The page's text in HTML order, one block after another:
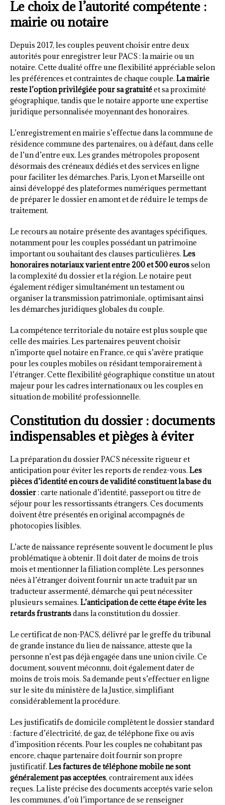
Le choix de l’autorité compétente :
mairie ou notaire
Depuis 2017, les couples peuvent choisir entre deux
autorités pour enregistrer leur PACS : la mairie ou un
notaire. Cette dualité offre une flexibilité appréciable selon
les préférences et contraintes de chaque couple. La mairie
reste l’option privilégiée pour sa gratuitéet sa proximité
géographique, tandis que le notaire apporte une expertise
juridique personnalisée moyennant des honoraires.
L’enregistrement en mairie s’effectue dans la commune de
résidence commune des partenaires, ou à défaut, dans celle
de l’un d’entre eux. Les grandes métropoles proposent
désormais des créneaux dédiés et des services en ligne
pour faciliter les démarches. Paris, Lyon et Marseille ont
ainsi développé des plateformes numériques permettant
de préparer le dossier en amont et de réduire le temps de
traitement.
Le recours au notaire présente des avantages spécifiques,
notamment pour les couples possédant un patrimoine
important ou souhaitant des clauses particulières. Les
honoraires notariaux varient entre 200 et 500 eurosselon
la complexité du dossier et la région. Le notaire peut
également rédiger simultanément un testament ou
organiser la transmission patrimoniale, optimisant ainsi
les démarches juridiques globales du couple.
La compétence territoriale du notaire est plus souple que
celle des mairies. Les partenaires peuvent choisir
n’importe quel notaire en France, ce qui s’avère pratique
pour les couples mobiles ou résidant temporairement à
l’étranger. Cette flexibilité géographique constitue un atout
majeur pour les cadres internationaux ou les couples en
situation de mobilité professionnelle.
Constitution du dossier : documents
indispensables et pièges à éviter
La préparation du dossier PACS nécessite rigueur et
anticipation pour éviter les reports de rendez-vous. Les
pièces d’identité en cours de validité constituent la base du
dossier: carte nationale d’identité, passeport ou titre de
séjour pour les ressortissants étrangers. Ces documents
doivent être présentés en original accompagnés de
photocopies lisibles.
L’acte de naissance représente souvent le document le plus
problématique à obtenir. Il doit dater de moins de trois
mois et mentionner la filiation complète. Les personnes
nées à l’étranger doivent fournir un acte traduit par un
traducteur assermenté, démarche qui peut nécessiter
plusieurs semaines. L’anticipation de cette étape évite les
retards frustrantsdans la constitution du dossier.
Le certificat de non-PACS, délivré par le greffe du tribunal
de grande instance du lieu de naissance, atteste que la
personne n’est pas déjà engagée dans une union civile. Ce
document, souvent méconnu, doit également dater de
moins de trois mois. Sa demande peut s’effectuer en ligne
sur le site du ministère de la Justice, simplifiant
considérablement la procédure.
Les justificatifs de domicile complètent le dossier standard
: facture d’électricité, de gaz, de téléphone fixe ou avis
d’imposition récents. Pour les couples ne cohabitant pas
encore, chaque partenaire doit fournir son propre
justificatif. Les factures de téléphone mobile ne sont
généralement pas acceptées, contrairement aux idées
reçues. La liste précise des documents acceptés varie selon
les communes, d’où l’importance de se renseigner